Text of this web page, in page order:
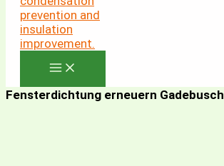
Fensterdichtung erneuern Gadebusch